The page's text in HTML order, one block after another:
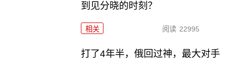
到见分晓的时刻？
相关 阅读 22995
打了4年半，俄回过神，最大对手